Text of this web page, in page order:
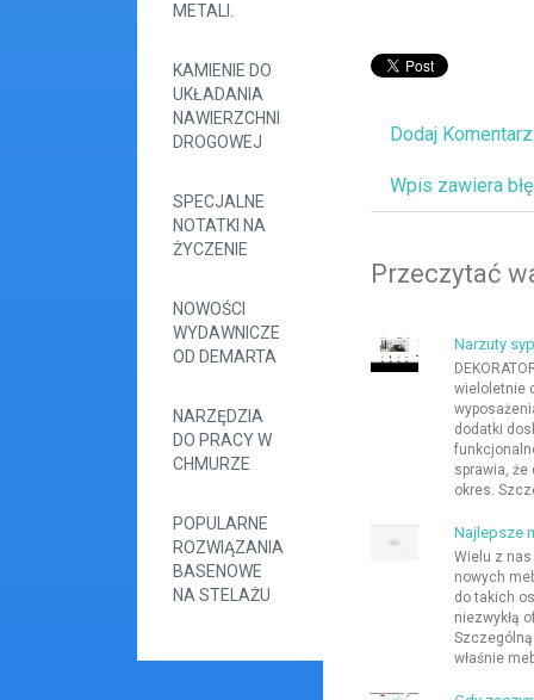
METALI.
KAMIENIE DO
UKŁADANIA
NAWIERZCHNI
DROGOWEJ
SPECJALNE
NOTATKI NA
ŻYCZENIE
NOWOŚCI
WYDAWNICZE
OD DEMARTA
NARZĘDZIA
DO PRACY W
CHMURZE
POPULARNE
ROZWIĄZANIA
BASENOWE
NA STELAŻU
Dodaj Komentarz
Wpis zawiera
Przeczytać
Narzuty
wieloletnie
dodatki
sprawia, że
okres.
Najlepsze
Wielu z
nowych
do takich
niezwykłą
właśnie